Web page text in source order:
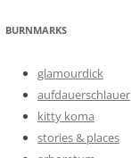
BURNMARKS
glamourdick
aufdauerschlauer
kitty koma
stories & places